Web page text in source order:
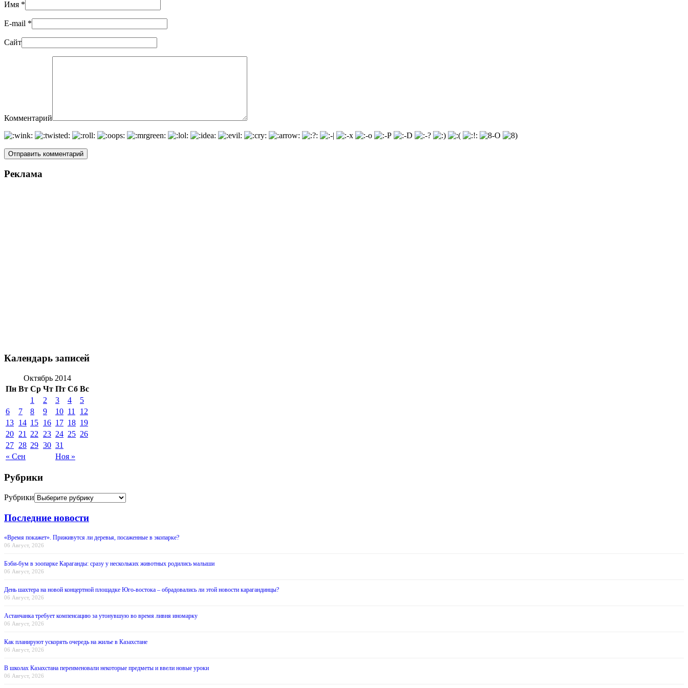
Имя *
E-mail *
Сайт
Комментарий
Реклама
Календарь записей
Октябрь 2014
Пн Вт Ср Чт Пт Сб Вс
« Сен Ноя »
1 2 3 4
5
6
7 8 9 10 11
12
13 14 15 16 17 18 19
20 21 22 23 24 25 26
27 28 29 30 31
Рубрики
Рубрики
Последние новости
«Время покажет». Приживутся ли деревья, посаженные в экопарке?
06 Август, 2026
Бэби-бум в зоопарке Караганды: сразу у нескольких животных родились малыши
06 Август, 2026
День шахтера на новой концертной площадке Юго-востока – обрадовались ли этой новости карагандинцы?
06 Август, 2026
Астанчанка требует компенсацию за утонувшую во время ливня иномарку
06 Август, 2026
Как планируют ускорять очередь на жилье в Казахстане
06 Август, 2026
В школах Казахстана переименовали некоторые предметы и ввели новые уроки
06 Август, 2026